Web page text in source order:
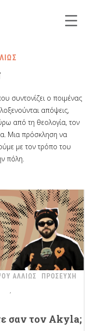
συντονίζει ο ποιμένας
απόψεις,
από τη θεολογία, τον
Μια πρόσκληση να
με τον τρόπο του
πόλη.
ΑΛΛΙΩΣ ΠΡΟΣΕΥΧΗ
σαν τον Akyla;